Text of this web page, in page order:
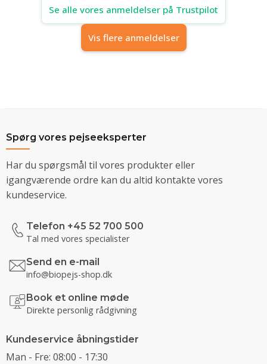
Se alle vores anmeldelser på Trustpilot
Vis flere anmeldelser
Spørg vores pejseeksperter
Har du spørgsmål til vores produkter eller
igangværende ordre kan du altid kontakte vores
kundeservice.
Telefon +45 52 700 500
Tal med vores specialister
Send en e-mail
info@biopejs-shop.dk
Book et online møde
Direkte personlig rådgivning
Kundeservice åbningstider
Man - Fre: 08:00 - 17:30